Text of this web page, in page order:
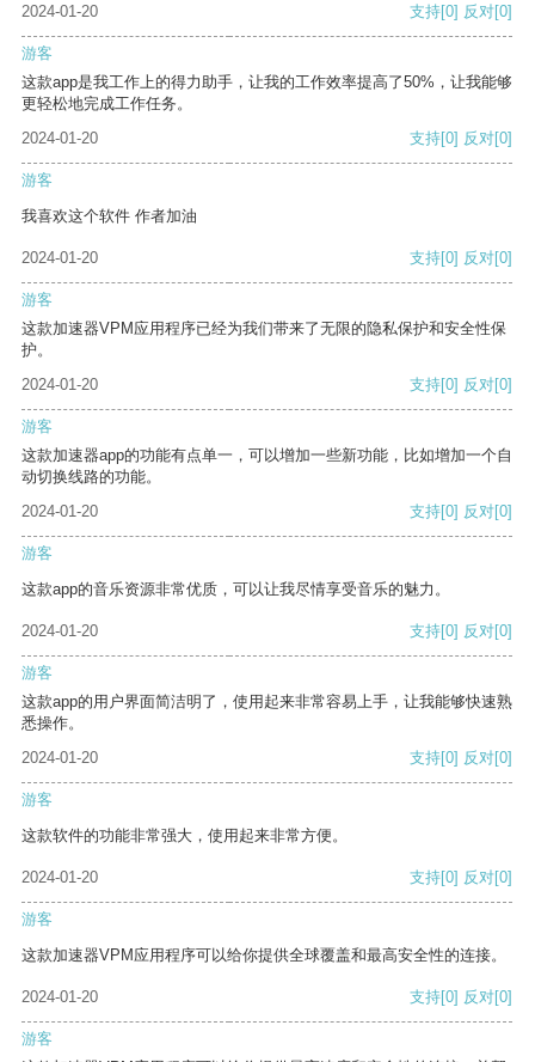
2024-01-20 支持[0] 反对[0]
游客
这款app是我工作上的得力助手，让我的工作效率提高了50%，让我能够
更轻松地完成工作任务。
2024-01-20
支持[0] 反对[0]
游客
我喜欢这个软件 作者加油
2024-01-20 支持[0] 反对[0]
游客
这款加速器VPM应用程序已经为我们带来了无限的隐私保护和安全性保
护。
2024-01-20
支持[0] 反对[0]
游客
这款加速器app的功能有点单一，可以增加一些新功能，比如增加一个自
动切换线路的功能。
2024-01-20
支持[0] 反对[0]
游客
这款app的音乐资源非常优质，可以让我尽情享受音乐的魅力。
2024-01-20 支持[0] 反对[0]
游客
这款app的用户界面简洁明了，使用起来非常容易上手，让我能够快速熟
悉操作。
2024-01-20
支持[0] 反对[0]
游客
这款软件的功能非常强大，使用起来非常方便。
2024-01-20 支持[0] 反对[0]
游客
这款加速器VPM应用程序可以给你提供全球覆盖和最高安全性的连接。
2024-01-20 支持[0] 反对[0]
游客